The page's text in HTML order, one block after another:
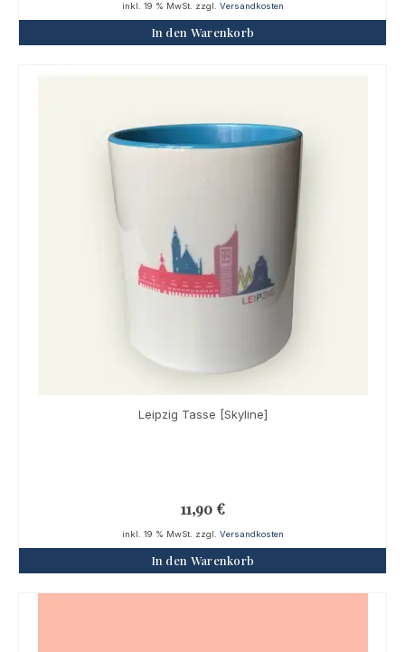
inkl. 19 % MwSt. zzgl. Versandkosten
In den Warenkorb
Leipzig Tasse [Skyline]
11,90 €
inkl. 19 % MwSt. zzgl. Versandkosten
In den Warenkorb